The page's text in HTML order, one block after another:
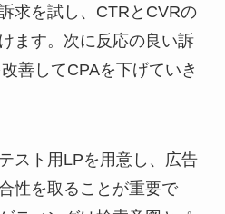
求を試し、CTRとCVRの
ます。次に反応の良い訴
善してCPAを下げていき
スト用LPを用意し、広告
性を取ることが重要で